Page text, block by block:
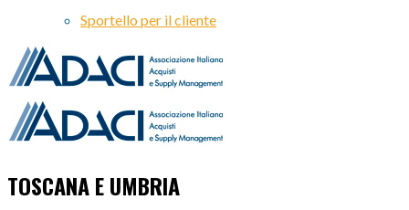
Sportello per il cliente
TOSCANA E UMBRIA